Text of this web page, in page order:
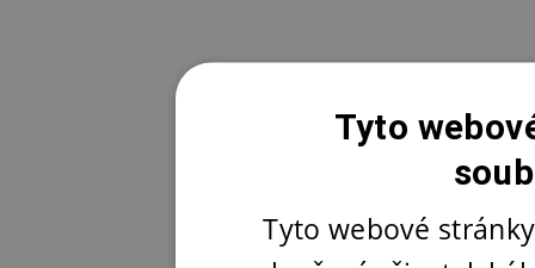
Tyto
Tyto webové